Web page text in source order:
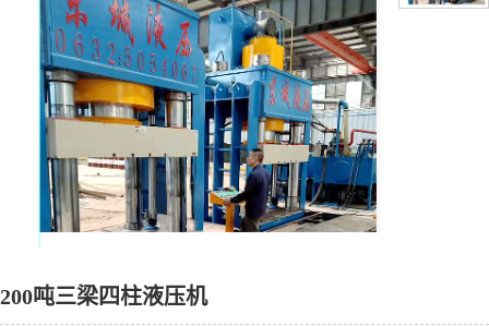
200吨三梁四柱液压机